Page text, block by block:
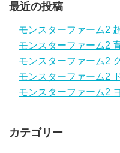
最近の投稿
モンスターファーム2
モンスターファーム2
モンスターファーム2
モンスターファーム2
モンスターファーム2
カテゴリー